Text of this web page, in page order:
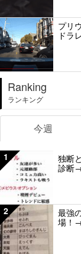
プリ
ドラ
Ranking
ランキング
今週
1
独断
診断
2
最強
場！